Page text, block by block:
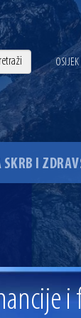
SKRB I
glavnog osječkog Trga
i